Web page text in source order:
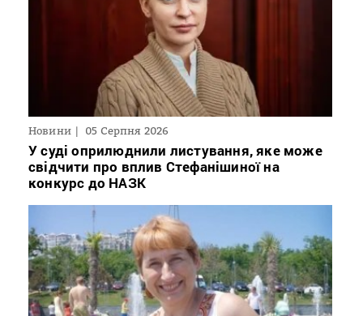
Новини 05 Серпня 2026
У суді оприлюднили листування, яке може
свідчити про вплив Стефанішиної на
конкурс до НАЗК